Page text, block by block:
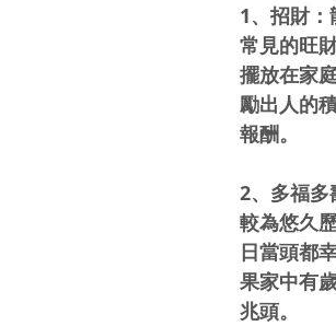
1、招財
常見的旺
擺放在家
勵出人的
報酬。
2、多福
較為悠久
日當頭都
果家中有
兆頭。